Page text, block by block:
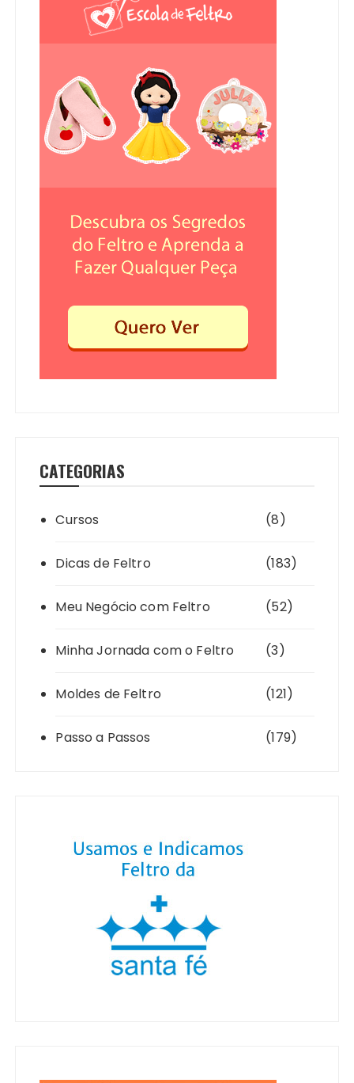
CATEGORIAS
Cursos (8)
Dicas de Feltro (183)
Meu Negócio com Feltro (52)
Minha Jornada com o Feltro (3)
Moldes de Feltro (121)
Passo a Passos (179)